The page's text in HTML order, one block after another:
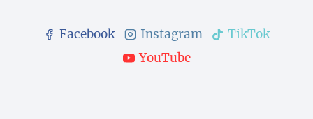
Facebook Instagram
TikTok
YouTube